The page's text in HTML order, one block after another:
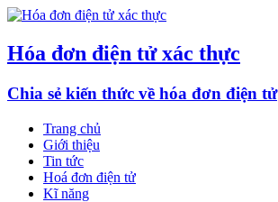
Hóa đơn điện tử xác thực
Chia sẻ kiến thức về hóa đơn điện tử
Trang chủ
Giới thiệu
Tin tức
Hoá đơn điện tử
Kĩ năng